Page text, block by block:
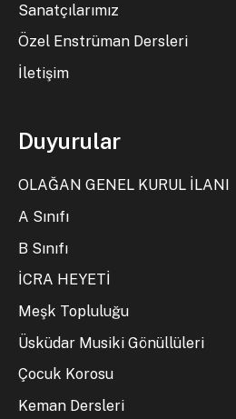
Sanatçılarımız
Özel Enstrüman Dersleri
İletişim
Duyurular
OLAĞAN GENEL KURUL İLANI
A Sınıfı
B Sınıfı
İCRA HEYETİ
Meşk Topluluğu
Üsküdar Musiki Gönüllüleri
Çocuk Korosu
Keman Dersleri